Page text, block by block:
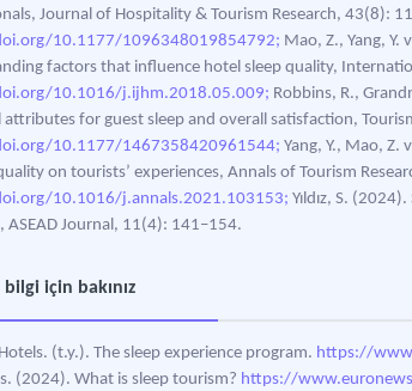
Journal of Hospitality & Tourism Research, 43(8):
10.1177/1096348019854792; Mao, Z., Yang, Y.
factors that influence hotel sleep quality,
10.1016/j.ijhm.2018.05.009; Robbins, R.,
attributes for guest sleep and overall satisfaction,
10.1177/1467358420961544; Yang, Y., Mao,
on tourists’ experiences, Annals of Tourism
10.1016/j.annals.2021.103153; Yıldız, S.
ASEAD Journal, 11(4): 141–154.
bilgi için bakınız
(t.y.). The sleep experience program. https://
(2024). What is sleep tourism? https://